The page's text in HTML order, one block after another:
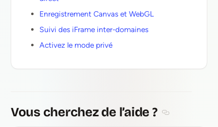
Enregistrement Canvas et WebGL
Suivi des iFrame inter-domaines
Activez le mode privé
Vous cherchez de l’aide ?